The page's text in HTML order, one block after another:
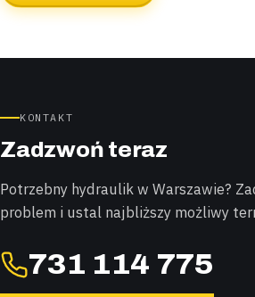
KONTAKT
Zadzwoń teraz
Potrzebny hydraulik w Warszawie?
problem i ustal najbliższy możliwy
731 114 775